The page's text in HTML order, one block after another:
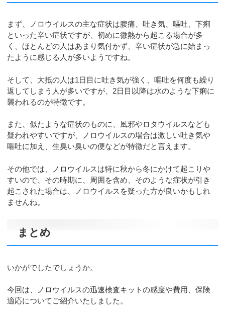
まず、ノロウイルスの主な症状は腹痛、吐き気、嘔吐、下痢
といった辛い症状ですが、初めに微熱から起こる場合が多
く、ほとんどの人はあまり気付かず、辛い症状が急に始まっ
たように感じる人が多いようですね。
そして、大抵の人は1日目に吐き気が強く、嘔吐を何度も繰り
返してしまう人が多いですが、2日目以降は水のような下痢に
襲われるのが特徴です。
また、似たような症状のものに、風邪やロタウイルスなども
疑われやすいですが、ノロウイルスの場合は激しい吐き気や
嘔吐に加え、生臭い臭いの便などが特徴だと言えます。
その他では、ノロウイルスは特に秋から冬にかけて起こりや
すいので、その時期に、周囲を含め、そのような症状が引き
起こされた場合は、ノロウイルスを疑った方が良いかもしれ
ませんね。
まとめ
いかがでしたでしょうか。
今回は、ノロウイルスの迅速検査キットの感度や費用、保険
適応についてご紹介いたしました。